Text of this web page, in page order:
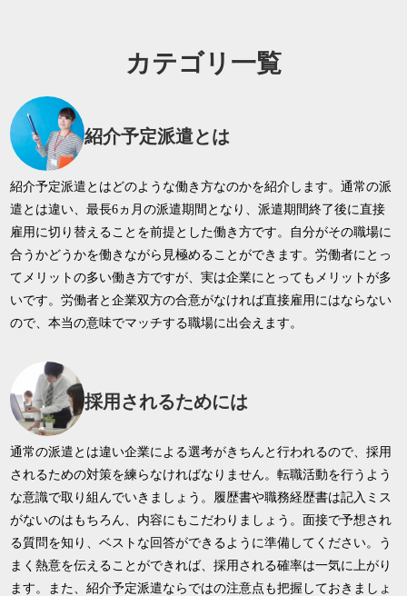
カテゴリ一覧
紹介予定派遣とは
紹介予定派遣とはどのような働き方なのかを紹介します。通常の派
遣とは違い、最長6ヵ月の派遣期間となり、派遣期間終了後に直接
雇用に切り替えることを前提とした働き方です。自分がその職場に
合うかどうかを働きながら見極めることができます。労働者にとっ
てメリットの多い働き方ですが、実は企業にとってもメリットが多
いです。労働者と企業双方の合意がなければ直接雇用にはならない
ので、本当の意味でマッチする職場に出会えます。
採用されるためには
通常の派遣とは違い企業による選考がきちんと行われるので、採用
されるための対策を練らなければなりません。転職活動を行うよう
な意識で取り組んでいきましょう。履歴書や職務経歴書は記入ミス
がないのはもちろん、内容にもこだわりましょう。面接で予想され
る質問を知り、ベストな回答ができるように準備してください。う
まく熱意を伝えることができれば、採用される確率は一気に上がり
ます。また、紹介予定派遣ならではの注意点も把握しておきましょ